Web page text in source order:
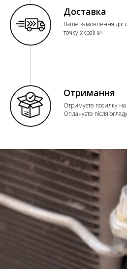
Доставка
Ваше замовлення
точку України
Отримання
Отримуєте посилку
Оплачуєте після огляду